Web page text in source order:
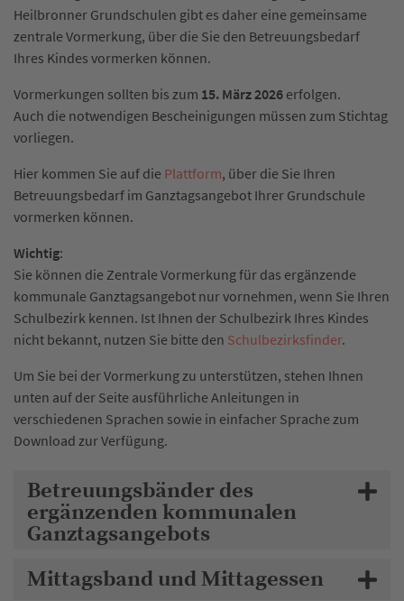
Heilbronner Grundschulen gibt es daher eine gemeinsame
zentrale Vormerkung, über die Sie den Betreuungsbedarf
Ihres Kindes vormerken können.
Vormerkungen sollten bis zum 15. März 2026 erfolgen.
Auch die notwendigen Bescheinigungen müssen zum Stichtag
vorliegen.
Hier kommen Sie auf die Plattform, über die Sie Ihren
Betreuungsbedarf im Ganztagsangebot Ihrer Grundschule
vormerken können.
Wichtig:
Sie können die Zentrale Vormerkung für das ergänzende
kommunale Ganztagsangebot nur vornehmen, wenn Sie Ihren
Schulbezirk kennen. Ist Ihnen der Schulbezirk Ihres Kindes
nicht bekannt, nutzen Sie bitte den Schulbezirksfinder.
Um Sie bei der Vormerkung zu unterstützen, stehen Ihnen
unten auf der Seite ausführliche Anleitungen in
verschiedenen Sprachen sowie in einfacher Sprache zum
Download zur Verfügung.
Betreuungsbänder des
ergänzenden kommunalen
Ganztagsangebots
Mittagsband und Mittagessen